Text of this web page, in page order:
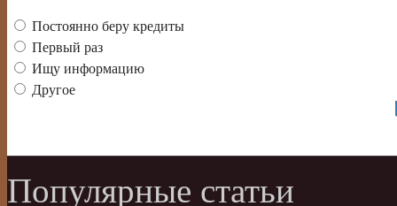
Постоянно беру кредиты
Первый раз
Ищу информацию
Другое
Популярные статьи